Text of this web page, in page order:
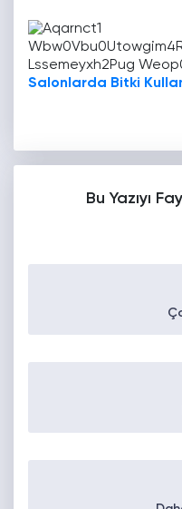
Salonlarda Bitki
Bu Yazıyı